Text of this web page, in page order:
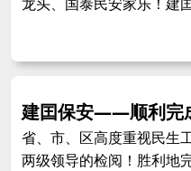
建囯保安——顺利完
省、市、区高度重视民生
两级领导的检阅！胜利地